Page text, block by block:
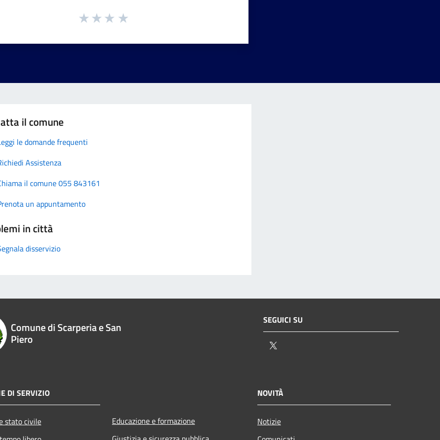
il comune
le domande frequenti
Assistenza
il comune 055 843161
un appuntamento
in città
disservizio
Comune di Scarperia e San
Piero
SEGUICI SU
DI SERVIZIO
stato civile
Educazione e formazione
NOVITÀ
Notizie